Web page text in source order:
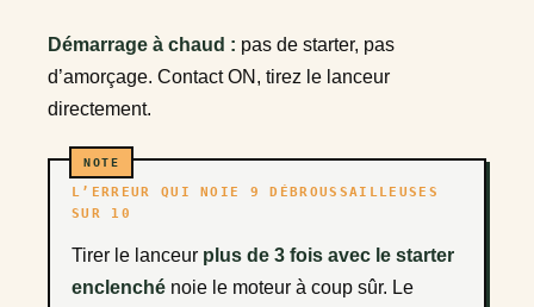
Démarrage à chaud : pas de starter, pas
d’amorçage. Contact ON, tirez le lanceur
directement.
L’ERREUR QUI NOIE 9 DÉBROUSSAILLEUSES
SUR 10
Tirer le lanceur plus de 3 fois avec le starter
enclenché noie le moteur à coup sûr. Le